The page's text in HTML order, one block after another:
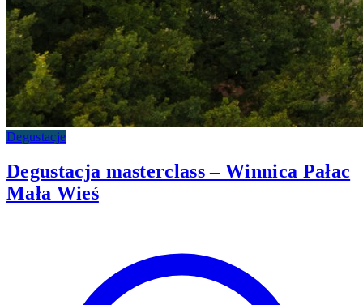
Degustacje
Degustacja masterclass – Winnica Pałac
Mała Wieś